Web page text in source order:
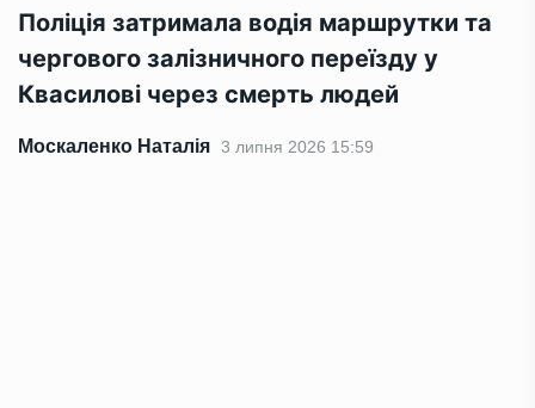
Поліція затримала водія маршрутки та
чергового залізничного переїзду у
Квасилові через смерть людей
Москаленко Наталія 3 липня 2026 15:59